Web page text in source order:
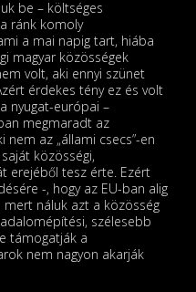
be – költséges
ránk komoly
a mai napig tart, hiába
magyar közösségek
volt, aki ennyi szünet
érdekes tény ez és volt
nyugat-európai –
megmaradt az
az „állami csecs”-en
közösségi,
erejéből tesz érte. Ezért
-, hogy az EU-ban alig
náluk azt a közösség
szélesebb
támogatják a
nem nagyon akarják